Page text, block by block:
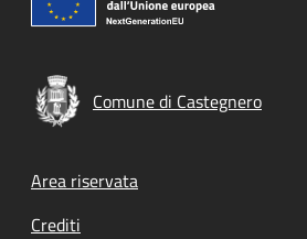
Comune di Castegnero
Footer menu
Area riservata
Crediti